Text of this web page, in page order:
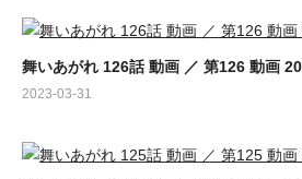
舞いあがれ 126話 動画 ／ 第126 動画
2023-03-31